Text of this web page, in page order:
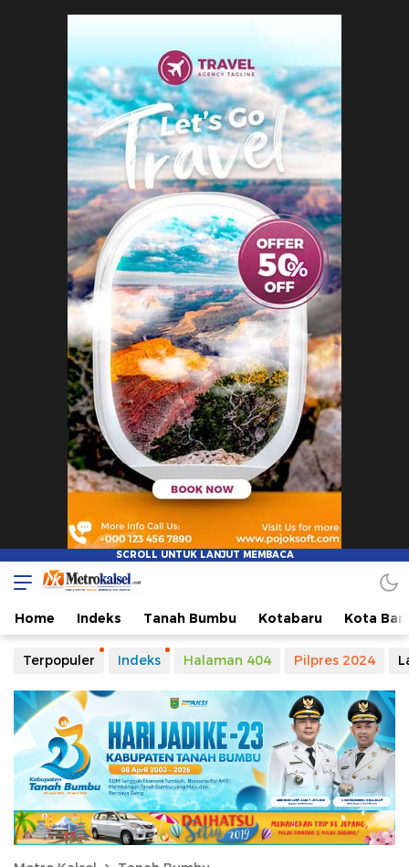
Home Indeks Tanah Bumbu Kotabaru Kota
Terpopuler Indeks Halaman 404 Pilpres 2024